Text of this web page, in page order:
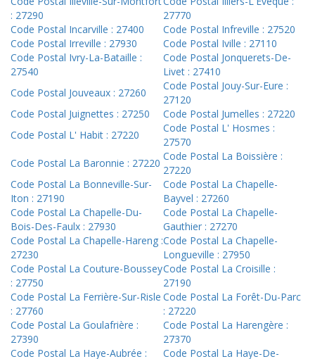
: 27290
27770
Code Postal Incarville : 27400
Code Postal Infreville : 27520
Code Postal Irreville : 27930
Code Postal Iville : 27110
Code Postal Ivry-La-Bataille :
27540
Code Postal Jonquerets-De-
Livet : 27410
Code Postal Jouveaux : 27260
Code Postal Jouy-Sur-Eure :
27120
Code Postal Juignettes : 27250
Code Postal Jumelles : 27220
Code Postal L' Habit : 27220
Code Postal L' Hosmes :
27570
Code Postal La Baronnie : 27220
Code Postal La Boissière :
27220
Code Postal La Bonneville-Sur-
Iton : 27190
Code Postal La Chapelle-
Bayvel : 27260
Code Postal La Chapelle-Du-
Bois-Des-Faulx : 27930
Code Postal La Chapelle-
Gauthier : 27270
Code Postal La Chapelle-Hareng :
27230
Code Postal La Chapelle-
Longueville : 27950
Code Postal La Couture-Boussey
: 27750
Code Postal La Croisille :
27190
Code Postal La Ferrière-Sur-Risle
: 27760
Code Postal La Forêt-Du-Parc
: 27220
Code Postal La Goulafrière :
27390
Code Postal La Harengère :
27370
Code Postal La Haye-Aubrée :
Code Postal La Haye-De-